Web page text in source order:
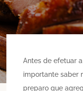
Antes de efetuar
importante saber
preparo que